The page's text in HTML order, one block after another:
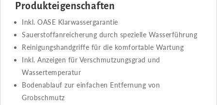
Produkteigenschaften
Inkl. OASE Klarwassergarantie
Sauerstoffanreicherung durch spezielle Wasserführung
Reinigungshandgriffe für die komfortable Wartung
Inkl. Anzeigen für Verschmutzungsgrad und
Wassertemperatur
Bodenablauf zur einfachen Entfernung von
Grobschmutz